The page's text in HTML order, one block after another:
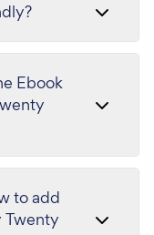
Ebook
to add
Twenty